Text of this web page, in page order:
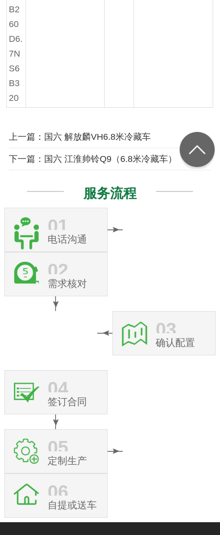
B2
60
D6.
7N
S6
B3
20
上一篇：国六 解放麟VH6.8米冷藏车
下一篇：国六 江淮帅铃Q9（6.8米冷藏车）
服务流程
01
电话沟通
02
需求核对
03
确认配置
04
签订合同
05
定制生产
06
自提或送车